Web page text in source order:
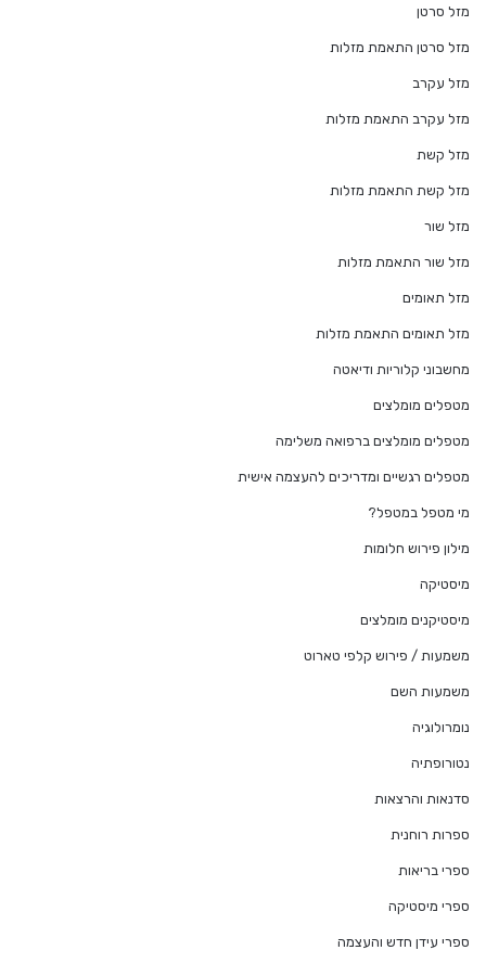
מזל סרטן
מזל סרטן התאמת מזלות
מזל עקרב
מזל עקרב התאמת מזלות
מזל קשת
מזל קשת התאמת מזלות
מזל שור
מזל שור התאמת מזלות
מזל תאומים
מזל תאומים התאמת מזלות
מחשבוני קלוריות ודיאטה
מטפלים מומלצים
מטפלים מומלצים ברפואה משלימה
מטפלים רגשיים ומדריכים להעצמה אישית
מי מטפל במטפל?
מילון פירוש חלומות
מיסטיקה
מיסטיקנים מומלצים
משמעות / פירוש קלפי טארוט
משמעות השם
נומרולוגיה
נטורופתיה
סדנאות והרצאות
ספרות רוחנית
ספרי בריאות
ספרי מיסטיקה
ספרי עידן חדש והעצמה